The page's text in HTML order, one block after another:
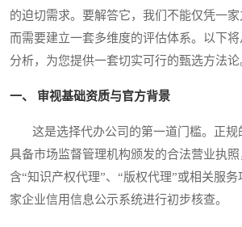
的迫切需求。要解答它，我们不能仅凭一家
而需要建立一套多维度的评估体系。以下
分析，为您提供一套切实可行的甄选方法论
一、 审视基础资质与官方背景
这是选择代办公司的第一道门槛。正规
具备市场监督管理机构颁发的合法营业执
含“知识产权代理”、“版权代理”或相关服
家企业信用信息公示系统进行初步核查。